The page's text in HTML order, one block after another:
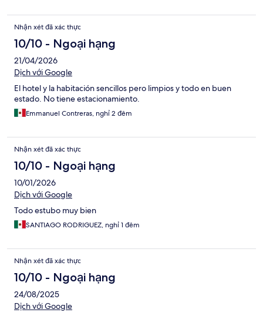
Nhận xét đã xác thực
10/10 - Ngoại hạng
21/04/2026
Dịch với Google
El hotel y la habitación sencillos pero limpios y todo en buen
estado. No tiene estacionamiento.
Emmanuel Contreras, nghỉ 2 đêm
Nhận xét đã xác thực
10/10 - Ngoại hạng
10/01/2026
Dịch với Google
Todo estubo muy bien
SANTIAGO RODRIGUEZ, nghỉ 1 đêm
Nhận xét đã xác thực
10/10 - Ngoại hạng
24/08/2025
Dịch với Google